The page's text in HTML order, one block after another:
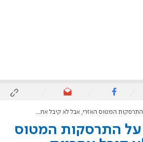
המטוס האזרי, אבל לא קיבל אחריות
על התרסקות המטוס